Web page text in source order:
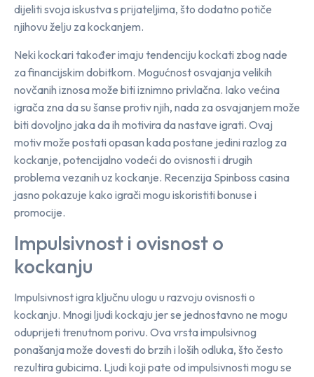
dijeliti svoja iskustva s prijateljima, što dodatno potiče
njihovu želju za kockanjem.
Neki kockari također imaju tendenciju kockati zbog nade
za financijskim dobitkom. Mogućnost osvajanja velikih
novčanih iznosa može biti iznimno privlačna. Iako većina
igrača zna da su šanse protiv njih, nada za osvajanjem može
biti dovoljno jaka da ih motivira da nastave igrati. Ovaj
motiv može postati opasan kada postane jedini razlog za
kockanje, potencijalno vodeći do ovisnosti i drugih
problema vezanih uz kockanje. Recenzija Spinboss casina
jasno pokazuje kako igrači mogu iskoristiti bonuse i
promocije.
Impulsivnost i ovisnost o
kockanju
Impulsivnost igra ključnu ulogu u razvoju ovisnosti o
kockanju. Mnogi ljudi kockaju jer se jednostavno ne mogu
oduprijeti trenutnom porivu. Ova vrsta impulsivnog
ponašanja može dovesti do brzih i loših odluka, što često
rezultira gubicima. Ljudi koji pate od impulsivnosti mogu se